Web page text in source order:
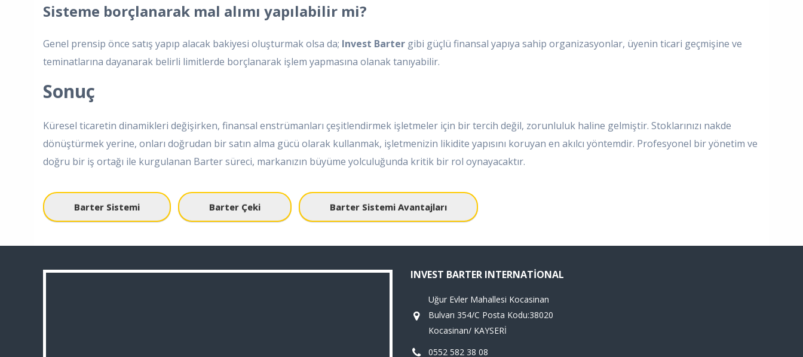
Sisteme borçlanarak mal alımı yapılabilir mi?
Genel prensip önce satış yapıp alacak bakiyesi oluşturmak olsa da; Invest Barter gibi güçlü finansal yapıya sahip organizasyonlar, üyenin ticari geçmişine ve
teminatlarına dayanarak belirli limitlerde borçlanarak işlem yapmasına olanak tanıyabilir.
Sonuç
Küresel ticaretin dinamikleri değişirken, finansal enstrümanları çeşitlendirmek işletmeler için bir tercih değil, zorunluluk haline gelmiştir. Stoklarınızı nakde
dönüştürmek yerine, onları doğrudan bir satın alma gücü olarak kullanmak, işletmenizin likidite yapısını koruyan en akılcı yöntemdir. Profesyonel bir yönetim ve
doğru bir iş ortağı ile kurgulanan Barter süreci, markanızın büyüme yolculuğunda kritik bir rol oynayacaktır.
Barter Sistemi Barter Çeki Barter Sistemi Avantajları
INVEST BARTER INTERNATIONAL
Uğur Evler Mahallesi Kocasinan
Bulvarı 354/C Posta Kodu:38020
Kocasinan/ KAYSERİ
0552 582 38 08